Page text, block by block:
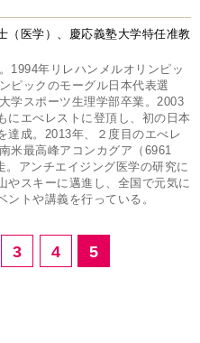
（医学）、慶応義塾大学特任准教
1994年リレハンメルオリンピッ
ピックのモーグル日本代表選
学スポーツ生理学部卒業。2003
にエべレストに登頂し、初の日本
達成。2013年、２度目のエべレ
米最高峰アコンカグア（6961
。アンチエイジング医学の研究に
やスキーに邁進し、全国で元気に
ントや講義を行っている。
3 4 5